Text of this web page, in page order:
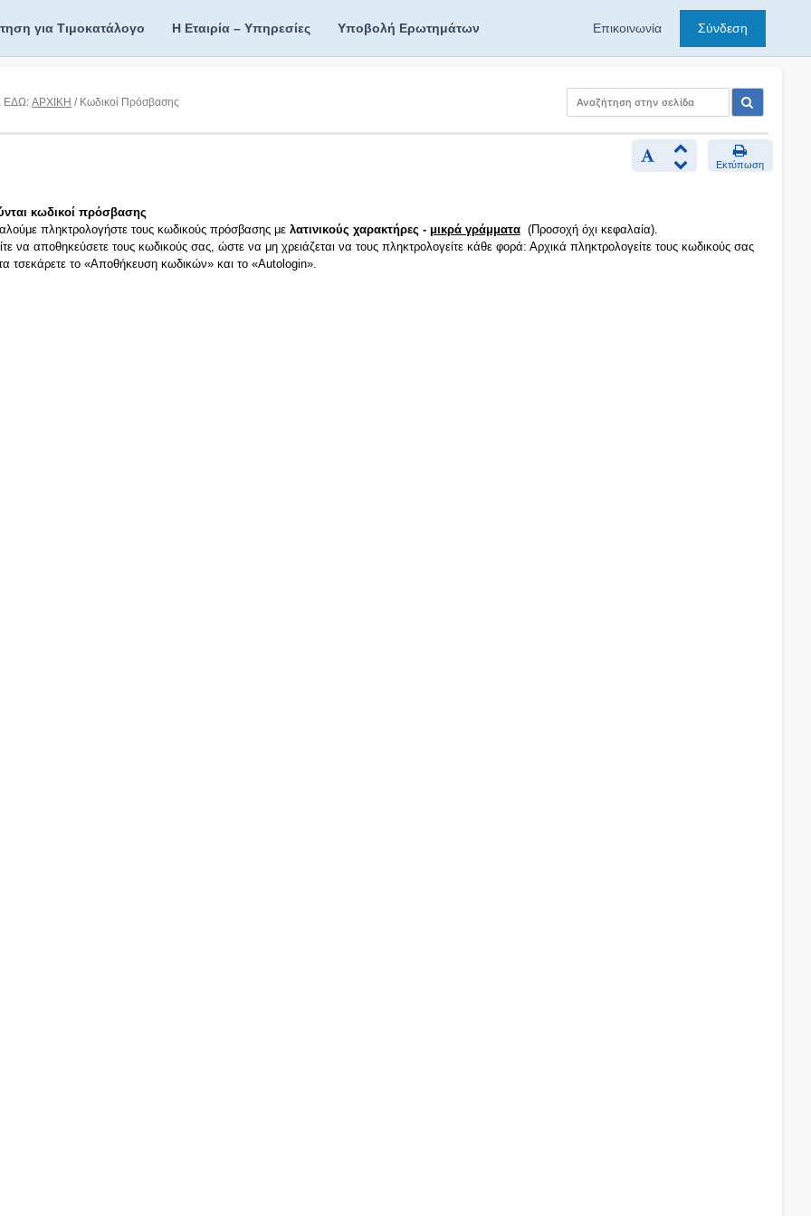
για Τιμοκατάλογο Η Εταιρία – Υπηρεσίες Υποβολή Ερωτημάτων Επικοινωνία Σύνδεση
ΕΔΩ:ΑΡΧΙΚΗ / Κωδικοί Πρόσβασης
Εκτύπωση
κωδικοί πρόσβασης
πληκτρολογήστε τους κωδικούς πρόσβασης με λατινικούς χαρακτήρες - μικρά γράμματα(Προσοχή όχι κεφαλαία).
να αποθηκεύσετε τους κωδικούς σας, ώστε να μη χρειάζεται να τους πληκτρολογείτε κάθε φορά: Αρχικά πληκτρολογείτε τους κωδικούς σας
τσεκάρετε το «Αποθήκευση κωδικών» και το «Autologin».